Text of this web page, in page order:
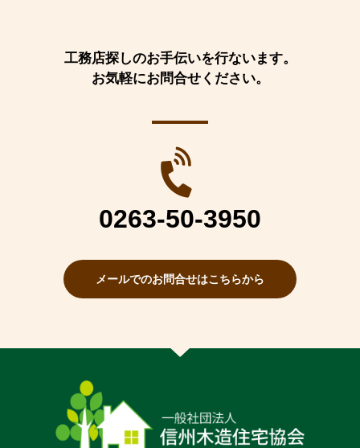
工務店探しのお手伝いを行ないます。
お気軽にお問合せください。
0263-50-3950
メールでのお問合せはこちらから